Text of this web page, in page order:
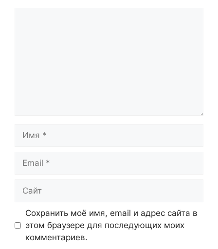
Имя
Email
Сайт
Сохранить моё имя, email и адрес сайта в
этом браузере для последующих моих
комментариев.